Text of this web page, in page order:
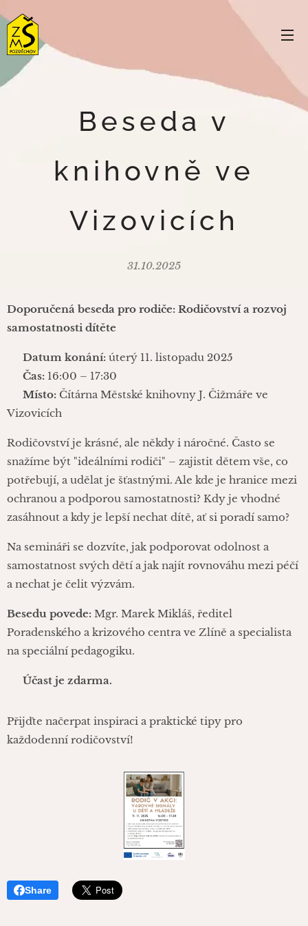
Beseda v
knihovně ve
Vizovicích
31.10.2025
Doporučená beseda pro rodiče: Rodičovství a rozvoj
samostatnosti dítěte
Datum konání: úterý 11. listopadu 2025
Čas: 16:00 – 17:30
Místo: Čítárna Městské knihovny J. Čižmáře ve
Vizovicích
Rodičovství je krásné, ale někdy i náročné. Často se
snažíme být "ideálními rodiči" – zajistit dětem vše, co
potřebují, a udělat je šťastnými. Ale kde je hranice mezi
ochranou a podporou samostatnosti? Kdy je vhodné
zasáhnout a kdy je lepší nechat dítě, ať si poradí samo?
Na semináři se dozvíte, jak podporovat odolnost a
samostatnost svých dětí a jak najít rovnováhu mezi péčí
a nechat je čelit výzvám.
Besedu povede: Mgr. Marek Mikláš, ředitel
Poradenského a krizového centra ve Zlíně a specialista
na speciální pedagogiku.
Účast je zdarma.
Přijďte načerpat inspiraci a praktické tipy pro
každodenní rodičovství!
Share